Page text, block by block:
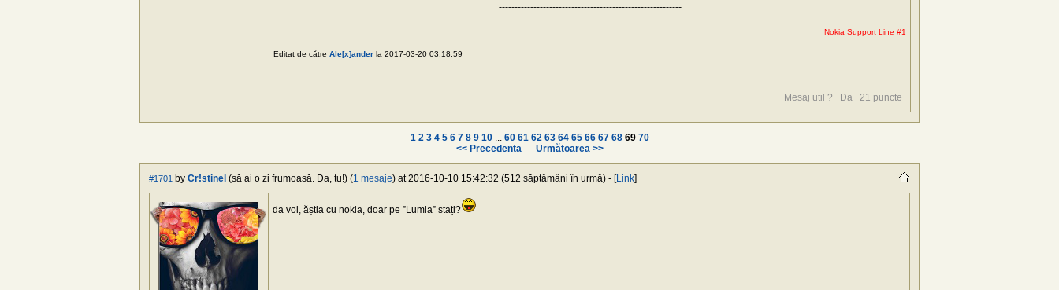
----------------------------------------------------------
Nokia Support Line #1
Editat de către Ale[x]ander la 2017-03-20 03:18:59
Mesaj util ? Da 21 puncte
1 2 3 4 5 6 7 8 9 10... 60 61 62 63 64 65 66 67 68 69 70
<< Precedenta
Următoarea >>
#1701 by Cr!stinel (să ai o zi frumoasă. Da, tu!) (1 mesaje) at 2016-10-10 15:42:32 (512 săptămâni în urmă) - [Link]
da voi, ăștia cu nokia, doar pe ”Lumia” stați?